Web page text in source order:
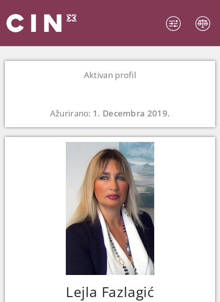
Aktivan profil
Ažurirano: 1. Decembra 2019.
Lejla Fazlagić